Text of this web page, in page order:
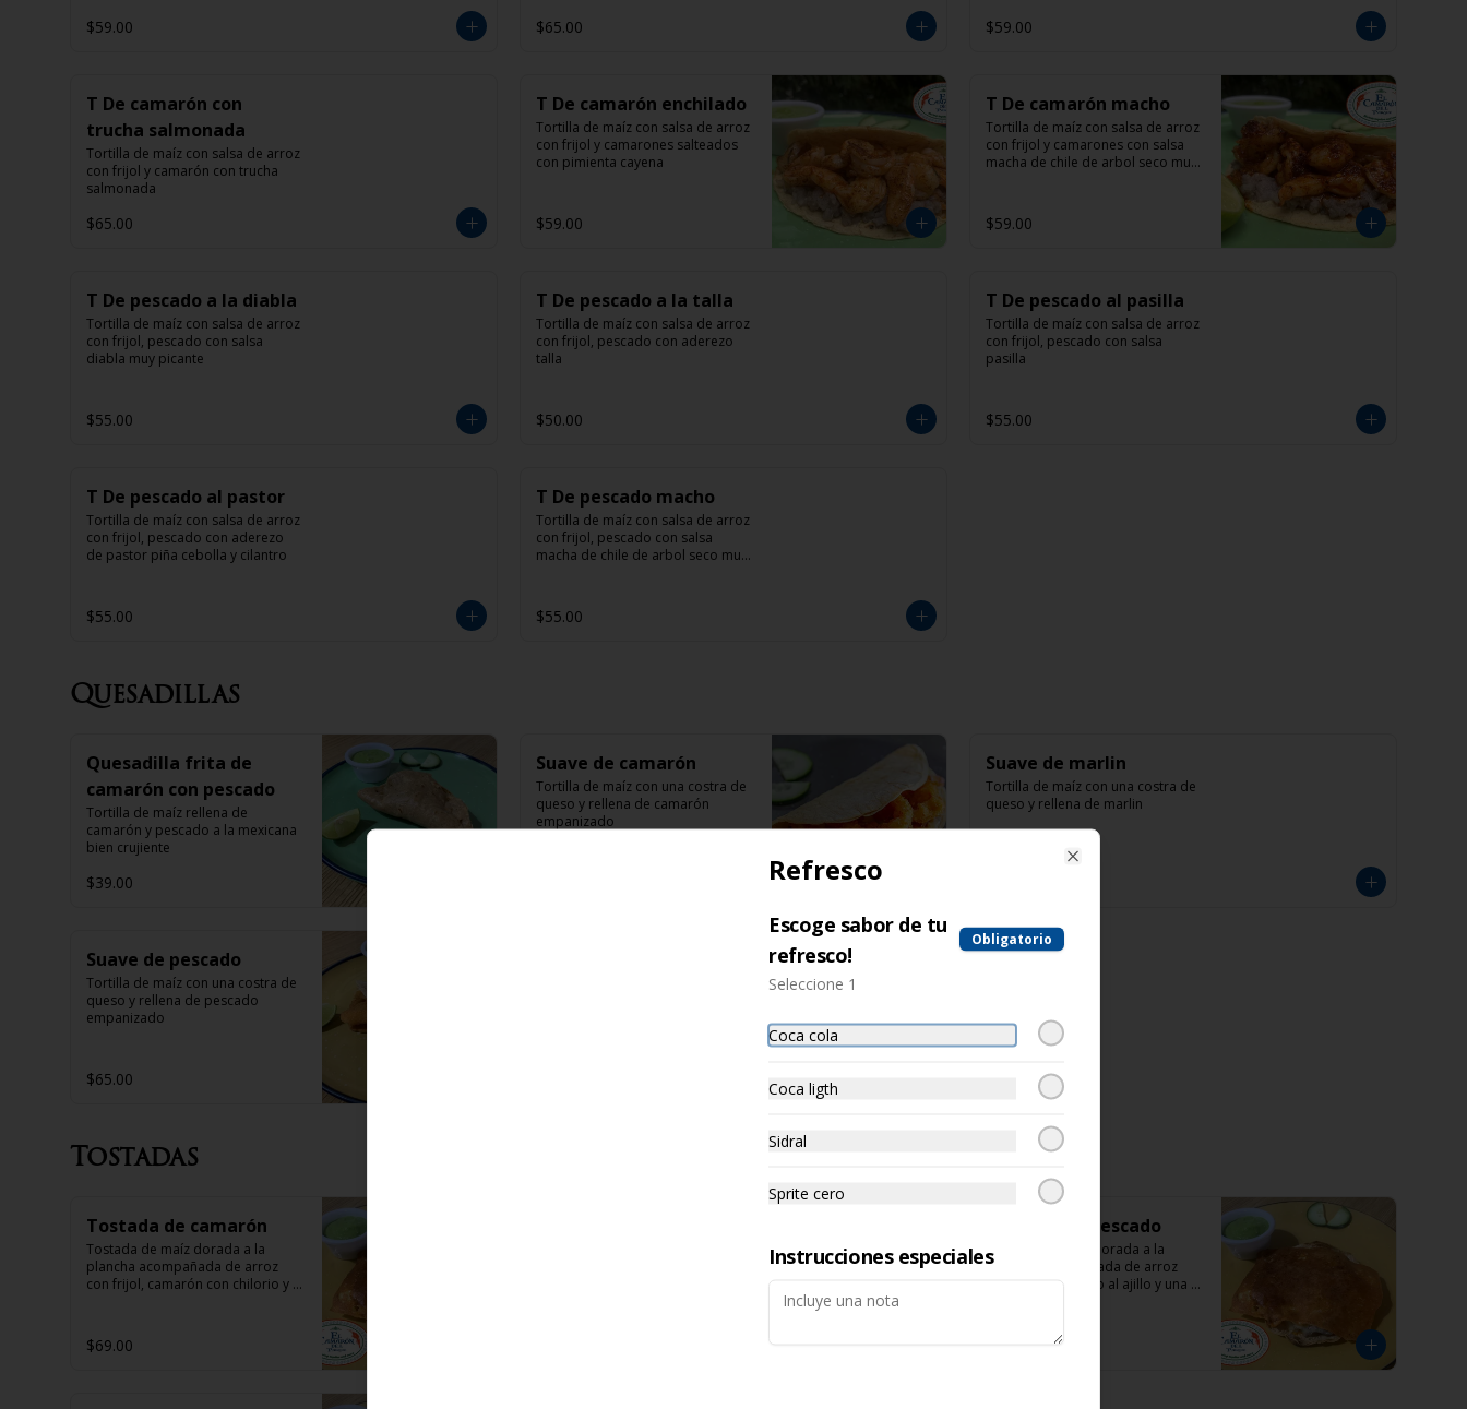
$59.00 $65.00 $59.00
T De camarón con
trucha salmonada
Tortilla de maíz con salsa de arroz
con frijol y camarón con trucha
salmonada
$65.00
T De camarón enchilado
Tortilla de maíz con salsa de arroz
con frijol y camarones salteados
con pimienta cayena
$59.00
T De camarón macho
Tortilla de maíz con salsa de arroz
con frijol y camarones con salsa
macha de chile de arbol seco muy
$59.00
T De pescado a la diabla
Tortilla de maíz con salsa de arroz
con frijol, pescado con salsa
diabla muy picante
$55.00
T De pescado a la talla
Tortilla de maíz con salsa de arroz
con frijol, pescado con aderezo
talla
$50.00
T De pescado al pasilla
Tortilla de maíz con salsa de arroz
con frijol, pescado con salsa
pasilla
$55.00
T De pescado al pastor
Tortilla de maíz con salsa de arroz
con frijol, pescado con aderezo
de pastor piña cebolla y cilantro
$55.00
T De pescado macho
Tortilla de maíz con salsa de arroz
con frijol, pescado con salsa
macha de chile de arbol seco muy
$55.00
Quesadillas
Quesadilla frita de
camarón con pescado
Tortilla de maíz rellena de
camarón y pescado a la mexicana
bien crujiente
$39.00
Suave de camarón
Tortilla de maíz con una costra de
queso y rellena de camarón
empanizado
Suave de marlin
Tortilla de maíz con una costra de
queso y rellena de marlin
Suave de pescado
Tortilla de maíz con una costra de
queso y rellena de pescado
empanizado
$65.00
Tostadas
Tostada de camarón
Tostada de maíz dorada a la
plancha acompañada de arroz
con frijol, camarón con chilorio y
$69.00
Tostada de pescado
Tostada de maíz dorada a la
plancha acompañada de arroz
con frijol,  pescado al ajillo y una
Refresco
Escoge sabor de tu
refresco!
Obligatorio
Seleccione 1
Coca cola
Coca ligth
Sidral
Sprite cero
Instrucciones especiales